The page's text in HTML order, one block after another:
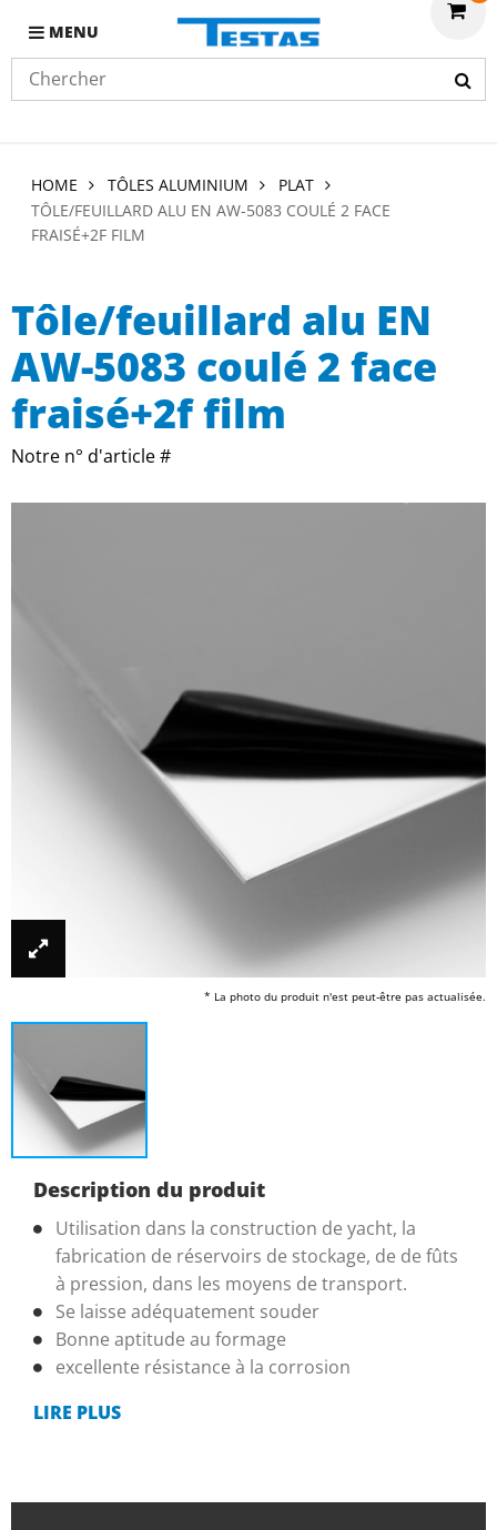
MENU
HOME TÔLES ALUMINIUM
PLAT
TÔLE/FEUILLARD ALU EN AW-5083 COULÉ 2 FACE
FRAISÉ+2F FILM
Tôle/feuillard alu EN
AW-5083 coulé 2 face
fraisé+2f film
Notre n° d'article #
* La photo du produit n'est peut-être pas actualisée.
Description du produit
Utilisation dans la construction de yacht, la
fabrication de réservoirs de stockage, de de fûts
à pression, dans les moyens de transport.
Se laisse adéquatement souder
Bonne aptitude au formage
excellente résistance à la corrosion
LIRE PLUS